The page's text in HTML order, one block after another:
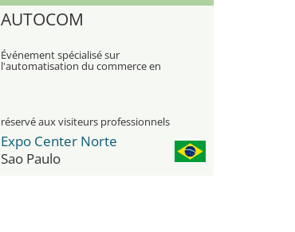
AUTOCOM
Événement spécialisé sur
l'automatisation du commerce en
réservé aux visiteurs professionnels
Expo Center Norte
Sao Paulo